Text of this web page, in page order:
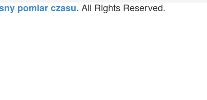
pomiar czasu. All Rights Reserved.